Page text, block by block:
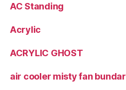
AC Standing
Acrylic
ACRYLIC GHOST
air cooler misty fan bundar